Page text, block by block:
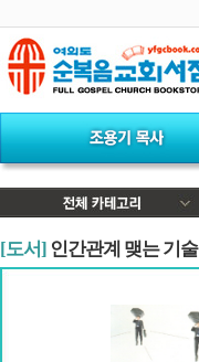
[도서] 인간관계 맺는 기술